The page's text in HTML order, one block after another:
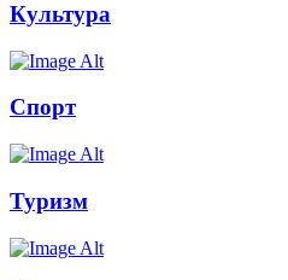
Культура
Спорт
Туризм